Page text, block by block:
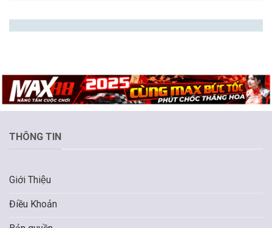
THÔNG TIN
Giới Thiệu
Điều Khoản